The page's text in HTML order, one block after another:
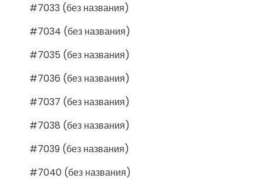
#7033 (без названия)
#7034 (без названия)
#7035 (без названия)
#7036 (без названия)
#7037 (без названия)
#7038 (без названия)
#7039 (без названия)
#7040 (без названия)